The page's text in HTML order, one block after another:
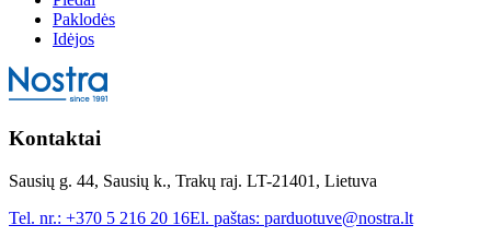
Paklodės
Idėjos
Kontaktai
Sausių g. 44, Sausių k., Trakų raj. LT-21401, Lietuva
Tel. nr.: +370 5 216 20 16El. paštas: parduotuve@nostra.lt